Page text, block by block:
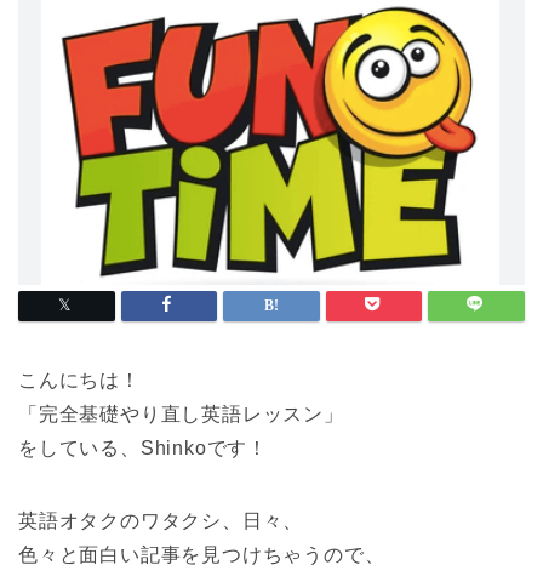
こんにちは！
「完全基礎やり直し英語レッスン」
をしている、Shinkoです！
英語オタクのワタクシ、日々、
色々と面白い記事を見つけちゃうので、